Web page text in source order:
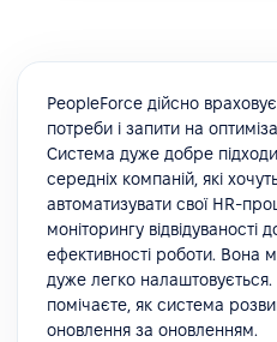
PeopleForce дійсно
потреби і запити на
Система дуже добре
середніх компаній, які
автоматизувати свої HR-
моніторингу відвідуваності
ефективності роботи. Вона
дуже легко
помічаєте, як система
оновлення за оновленням.